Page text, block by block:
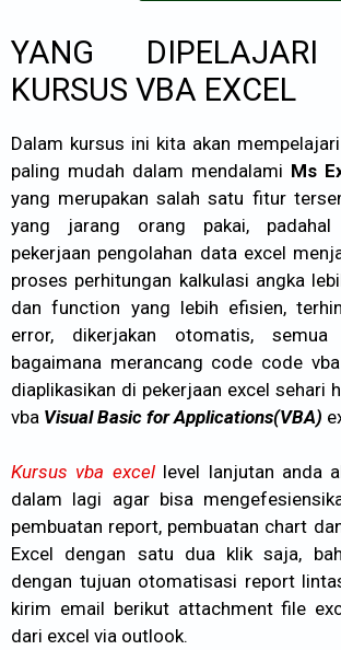
YANG
KURSUS VBA EXCEL
Dalam kursus ini kita akan
paling mudah dalam mendalami Ms
yang merupakan salah satu fitur
yang jarang orang pakai,
pekerjaan pengolahan data excel
proses perhitungan kalkulasi angka
dan function yang lebih efisien,
error, dikerjakan otomatis, semua
bagaimana merancang code code
diaplikasikan di pekerjaan excel sehari
vba Visual Basic for Applications(VBA)
Kursus vba excellevel lanjutan anda
dalam lagi agar bisa
pembuatan report, pembuatan chart
Excel dengan satu dua klik saja,
dengan tujuan otomatisasi report
kirim email berikut attachment file
dari excel via outlook.